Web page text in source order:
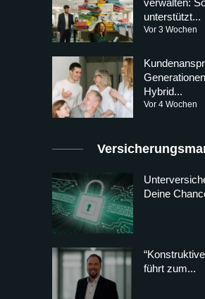
verwalten:
unterstützt...
Vor 3 Wochen
Hybrid...
Vor 4 Wochen
Deine
führt zum...